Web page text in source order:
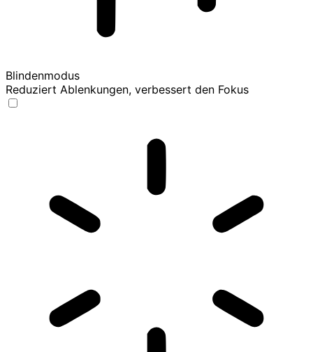
Blindenmodus
Reduziert Ablenkungen, verbessert den Fokus